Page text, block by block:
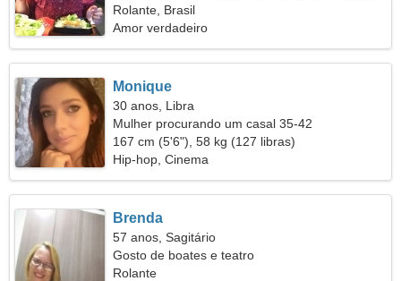
juntos
Rolante, Brasil
Amor verdadeiro
Monique
30 anos, Libra
Mulher procurando um casal 35-42
167 cm (5'6"), 58 kg (127 libras)
Hip-hop, Cinema
Brenda
57 anos, Sagitário
Gosto de boates e teatro
Rolante